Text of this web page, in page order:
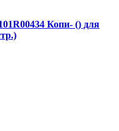
Копи- () для